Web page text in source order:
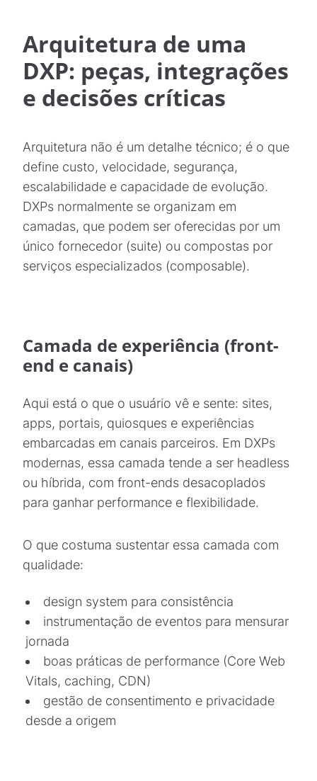
Arquitetura de uma
DXP: peças, integrações
e decisões críticas
Arquitetura não é um detalhe técnico; é o que
define custo, velocidade, segurança,
escalabilidade e capacidade de evolução.
DXPs normalmente se organizam em
camadas, que podem ser oferecidas por um
único fornecedor (suite) ou compostas por
serviços especializados (composable).
Camada de experiência (front-
end e canais)
Aqui está o que o usuário vê e sente: sites,
apps, portais, quiosques e experiências
embarcadas em canais parceiros. Em DXPs
modernas, essa camada tende a ser headless
ou híbrida, com front-ends desacoplados
para ganhar performance e flexibilidade.
O que costuma sustentar essa camada com
qualidade:
design system para consistência
instrumentação de eventos para mensurar
jornada
boas práticas de performance (Core Web
Vitals, caching, CDN)
gestão de consentimento e privacidade
desde a origem